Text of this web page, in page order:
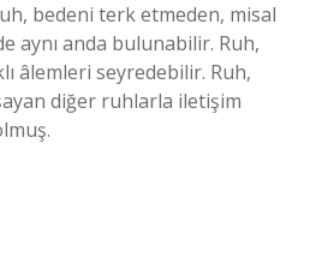
bedeni terk etmeden, misal
aynı anda bulunabilir. Ruh,
âlemleri seyredebilir. Ruh,
diğer ruhlarla iletişim